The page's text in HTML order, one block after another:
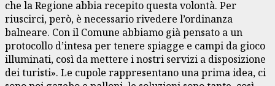
che la Regione abbia recepito questa volontà. Per
riuscirci, però, è necessario rivedere l’ordinanza
balneare. Con il Comune abbiamo già pensato a un
protocollo d’intesa per tenere spiagge e campi da gioco
illuminati, così da mettere i nostri servizi a disposizione
dei turisti». Le cupole rappresentano una prima idea, ci